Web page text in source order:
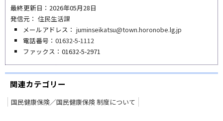
最終更新日：2026年05月28日
発信元： 住民生活課
メールアドレス：juminseikatsu@town.horonobe.lg.jp
電話番号：01632-5-1112
ファックス：01632-5-2971
関連カテゴリー
国民健康保険／国民健康保険 制度について